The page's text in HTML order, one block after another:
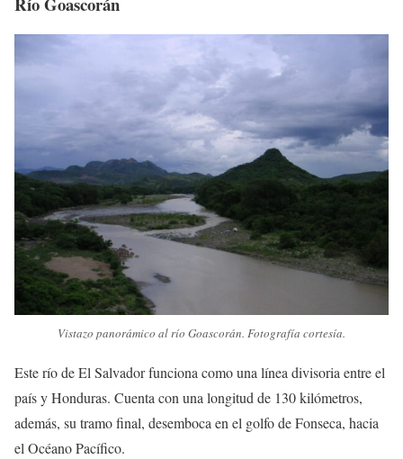
Vistazo panorámico al río Goascorán. Fotografía cortesía.
Este río de El Salvador funciona como una línea divisoria entre el
país y Honduras. Cuenta con una longitud de 130 kilómetros,
además, su tramo final, desemboca en el golfo de Fonseca, hacia
el Océano Pacífico.